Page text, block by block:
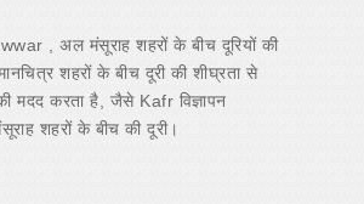
, अल मंसूराह शहरों के बीच दूरियों की
मानचित्र शहरों के बीच दूरी की शीघ्रता से
मदद करता है, जैसे Kafr विज्ञापन
शहरों के बीच की दूरी।